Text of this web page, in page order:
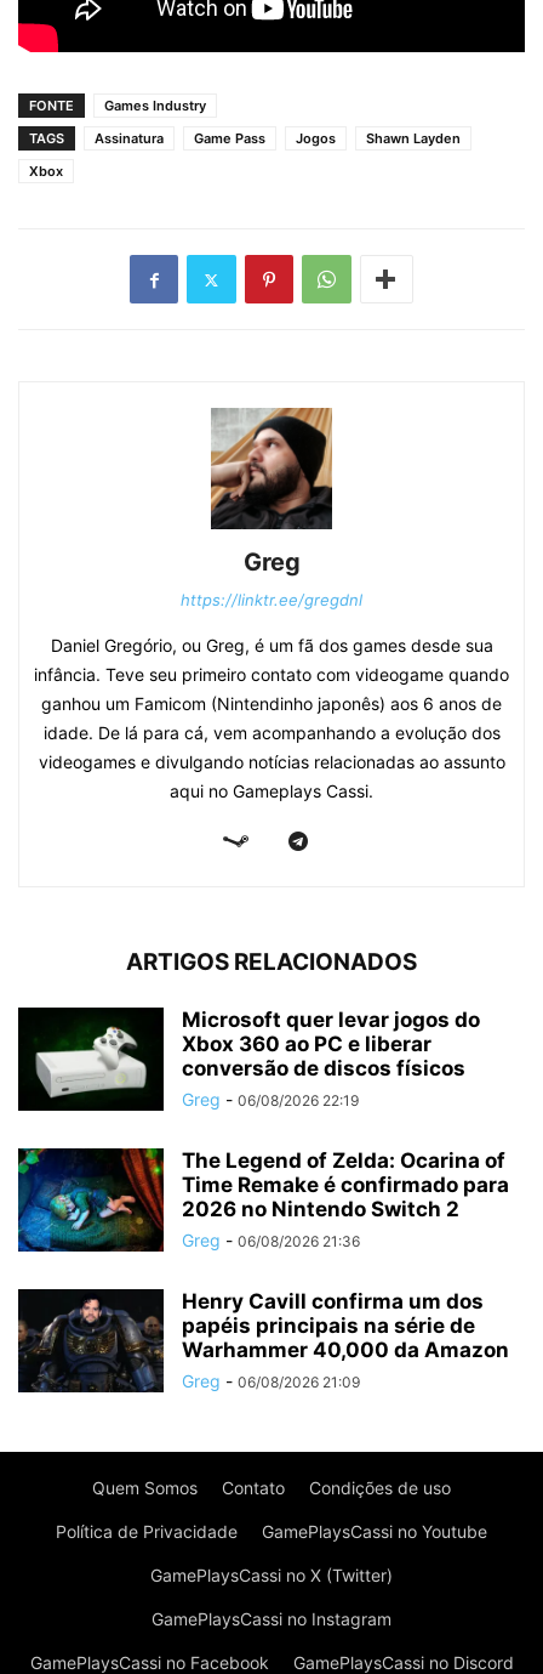
FONTE
Games Industry
TAGS
Assinatura Game Pass Jogos
Shawn Layden
Xbox
Greg
https://linktr.ee/gregdnl
Daniel Gregório, ou Greg, é um fã dos games desde sua
infância. Teve seu primeiro contato com videogame quando
ganhou um Famicom (Nintendinho japonês) aos 6 anos de
idade. De lá para cá, vem acompanhando a evolução dos
videogames e divulgando notícias relacionadas ao assunto
aqui no Gameplays Cassi.
ARTIGOS RELACIONADOS
Microsoft quer levar jogos do
Xbox 360 ao PC e liberar
conversão de discos físicos
Greg - 06/08/2026 22:19
The Legend of Zelda: Ocarina of
Time Remake é confirmado para
2026 no Nintendo Switch 2
Greg - 06/08/2026 21:36
Henry Cavill confirma um dos
papéis principais na série de
Warhammer 40,000 da Amazon
Greg - 06/08/2026 21:09
Quem Somos Contato Condições de uso
Política de Privacidade GamePlaysCassi no Youtube
GamePlaysCassi no X (Twitter)
GamePlaysCassi no Instagram
GamePlaysCassi no Facebook GamePlaysCassi no Discord